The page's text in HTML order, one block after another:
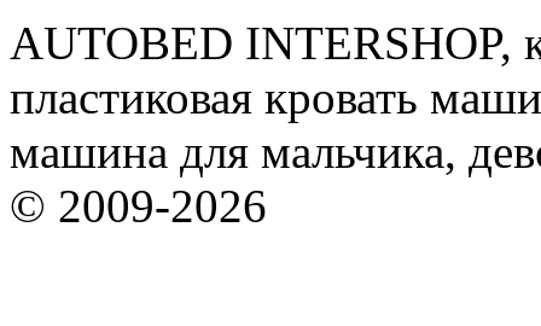
AUTOBED INTERSHOP,
пластиковая кровать
машина для мальчика,
© 2009-2026